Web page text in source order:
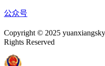
公众号
Copyright © 2025
Rights Reserved